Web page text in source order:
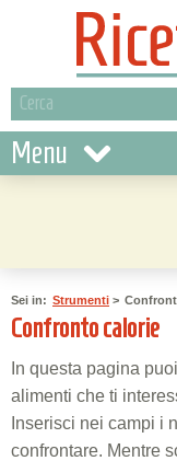
Menu
Sei in: Strumenti >
Confronto calorie
In questa pagina
alimenti che ti
Inserisci nei campi i
confrontare. Mentre